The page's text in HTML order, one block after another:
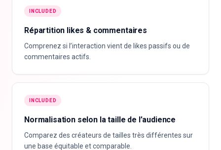
INCLUDED
Répartition likes & commentaires
Comprenez si l’interaction vient de likes passifs ou de
commentaires actifs.
INCLUDED
Normalisation selon la taille de l’audience
Comparez des créateurs de tailles très différentes sur
une base équitable et comparable.